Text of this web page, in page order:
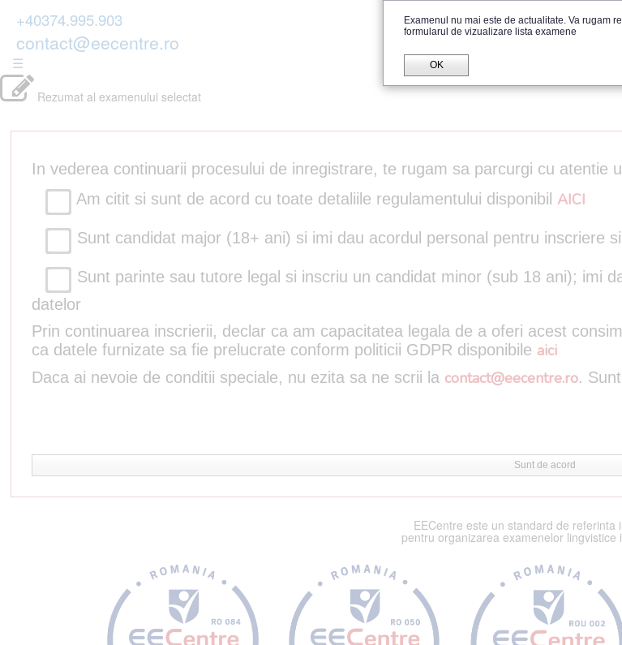
+40374.995.903
contact@eecentre.ro
☰
Rezumat al examenului selectat
In vederea continuarii procesului de inregistrare, te rugam sa parcurgi cu atentie
Am citit si sunt de acord cu toate detaliile regulamentului disponibil AICI
Sunt candidat major (18+ ani) si imi dau acordul personal pentru inscriere
Sunt parinte sau tutore legal si inscriu un candidat minor (sub 18 ani); imi
datelor
Prin continuarea inscrierii, declar ca am capacitatea legala de a oferi acest
ca datele furnizate sa fie prelucrate conform politicii GDPR disponibile aici
Daca ai nevoie de conditii speciale, nu ezita sa ne scrii la contact@eecentre.ro.
Sunt de acord
EECentre este un standard de referinta
pentru organizarea examenelor lingvistice
Examenul nu mai este de actualitate. Va rugam
formularul de vizualizare lista examene
OK